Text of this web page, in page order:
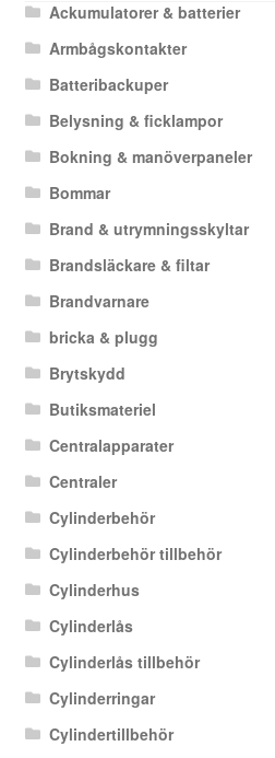
Ackumulatorer & batterier
Armbågskontakter
Batteribackuper
Belysning & ficklampor
Bokning & manöverpaneler
Bommar
Brand & utrymningsskyltar
Brandsläckare & filtar
Brandvarnare
bricka & plugg
Brytskydd
Butiksmateriel
Centralapparater
Centraler
Cylinderbehör
Cylinderbehör tillbehör
Cylinderhus
Cylinderlås
Cylinderlås tillbehör
Cylinderringar
Cylindertillbehör